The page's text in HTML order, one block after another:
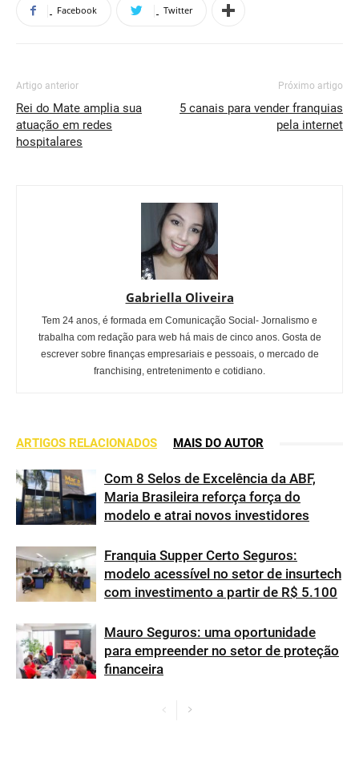
Facebook Twitter
Artigo anterior
Rei do Mate amplia sua
atuação em redes
hospitalares
Próximo artigo
5 canais para vender franquias
pela internet
Gabriella Oliveira
Tem 24 anos, é formada em Comunicação Social- Jornalismo e
trabalha com redação para web há mais de cinco anos. Gosta de
escrever sobre finanças empresariais e pessoais, o mercado de
franchising, entretenimento e cotidiano.
ARTIGOS RELACIONADOS MAIS DO AUTOR
Com 8 Selos de Excelência da ABF,
Maria Brasileira reforça força do
modelo e atrai novos investidores
Franquia Supper Certo Seguros:
modelo acessível no setor de insurtech
com investimento a partir de R$ 5.100
Mauro Seguros: uma oportunidade
para empreender no setor de proteção
financeira